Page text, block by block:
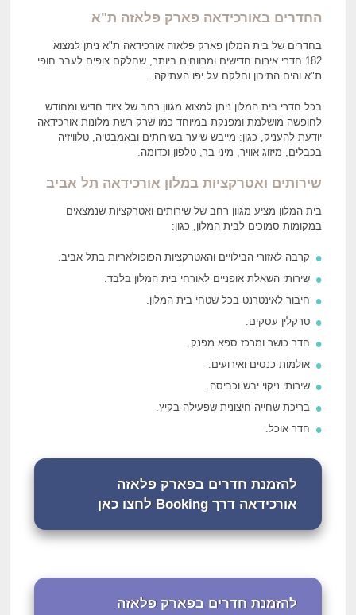
החדרים באורכידאה פארק פלאזה ת"א
בחדרים של בית המלון פארק פלאזה אורכידאה ת"א ניתן למצוא
182 חדרי אירוח חדישים ומרווחים ביותר, שחלקם צופים לעבר חופי
ת"א והים התיכון וחלקם על יפו העתיקה.
בכל חדרי בית המלון ניתן למצוא מגוון רחב של ציוד חדיש ומחודש
לחופשה מושלמת ומפנקת במיוחד כמו שרק רשת מלונות אורכידאה
יודעת להעניק, כגון: מייבש שיער בשירותים ובאמבטיה, טלוויזיה
בכבלים, מיזוג אוויר, מיני בר, טלפון וכדומה.
שירותים ואטרקציות במלון אורכידאה תל אביב
בית המלון מציע מגוון רחב של שירותים ואטרקציות שנמצאים
במקומות סמוכים לבית המלון, כגון:
קרבה לאזורי הבילויים והאטרקציות הפופולאריות בתל אביב.
שירותי השאלת אופניים לאורחי בית המלון בלבד.
חיבור לאינטרנט בכל שטחי בית המלון.
טרקלין עסקים.
חדר כושר ומרכז ספא מפנק.
אולמות כנסים ואירועים.
שירותי ניקוי יבש וכביסה.
בריכת שחייה חיצונית שפעילה בקיץ.
חדר אוכל.
להזמנת חדרים בפארק פלאזה
אורכידאה דרך Booking לחצו כאן
להזמנת חדרים בפארק פלאזה